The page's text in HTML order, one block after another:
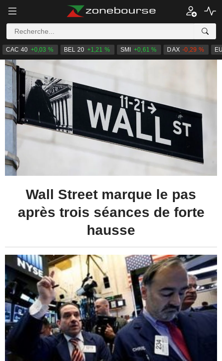
CAC 40 +0,03 % BEL 20 +1,21 % SMI +0,61 % DAX -0,29 %
Wall Street marque le pas
après trois séances de forte
hausse